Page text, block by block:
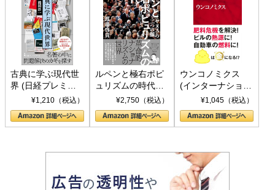
古典に学ぶ現代世
界 (日経プレミア
シリーズ)¥1,210（税込）
ルペンと極右ポピ
ュリズムの時代：
〈ヤヌス〉の二つ
の顔
¥2,750（税込）
ウンコノミクス
(インターナショナ
ル新書)¥1,045（税込）